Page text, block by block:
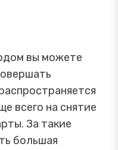
вы можете
всего на снятие
За такие
большая